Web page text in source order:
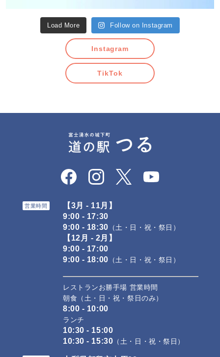
Load More Follow on Instagram
Instagram
TikTok
営業時間
【3月 - 11月】
9:00 - 17:30
9:00 - 18:30 （土・日・祝・祭日）
【12月 - 2月】
9:00 - 17:00
9:00 - 18:00 （土・日・祝・祭日）
レストランお勝手場 営業時間
朝食（土・日・祝・祭日のみ）
8:00 - 10:00
ランチ
10:30 - 15:00
10:30 - 15:30 （土・日・祝・祭日）